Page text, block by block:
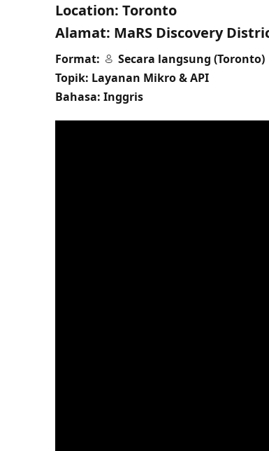
Location:Toronto
Alamat: MaRS Discovery
Format: Secara langsung (Toronto)
Topik: Layanan Mikro & API
Bahasa: Inggris